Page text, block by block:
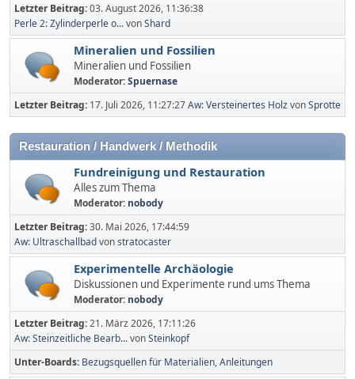
Letzter Beitrag:03. August 2026, 11:36:38
Perle 2: Zylinderperle o...vonShard
Mineralien und Fossilien
Mineralien und Fossilien
Moderator:Spuernase
Letzter Beitrag: 17. Juli 2026, 11:27:27Aw: Versteinertes HolzvonSprotte
Restauration / Handwerk / Methodik
Fundreinigung und Restauration
Alles zum Thema
Moderator: nobody
Letzter Beitrag:30. Mai 2026, 17:44:59
Aw: Ultraschallbadvonstratocaster
Experimentelle Archäologie
Diskussionen und Experimente rund ums Thema
Moderator: nobody
Letzter Beitrag:21. März 2026, 17:11:26
Aw: Steinzeitliche Bearb...vonSteinkopf
Unter-Boards Bezugsquellen für Materialien Anleitungen